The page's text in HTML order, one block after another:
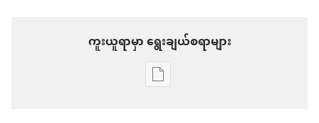
ကူးယူရာမှာ ရွေးချယ်စရာများ
စာပေ